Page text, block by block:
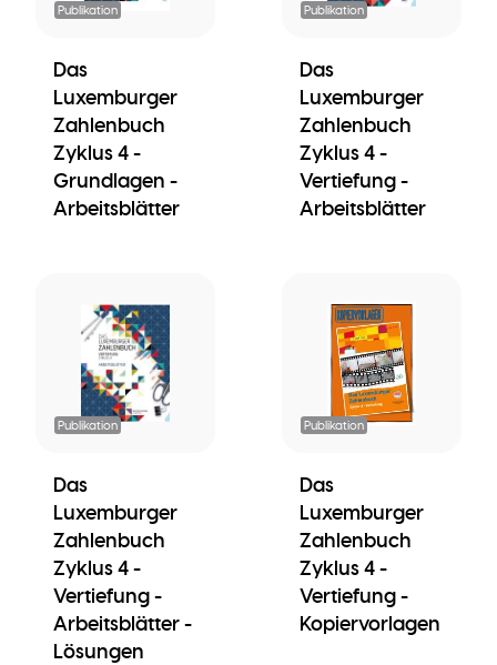
Publikation
Das
Luxemburger
Zahlenbuch
Zyklus 4 -
Grundlagen -
Arbeitsblätter
Publikation
Das
Luxemburger
Zahlenbuch
Zyklus 4 -
Vertiefung -
Arbeitsblätter
Publikation
Das
Luxemburger
Zahlenbuch
Zyklus 4 -
Vertiefung -
Arbeitsblätter -
Lösungen
Publikation
Das
Luxemburger
Zahlenbuch
Zyklus 4 -
Vertiefung -
Kopiervorlagen